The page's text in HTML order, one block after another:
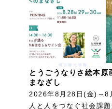
とうごうなりさ絵本
まなざし
2026年8月28日(金)～8
人と人をつなぐ社会課